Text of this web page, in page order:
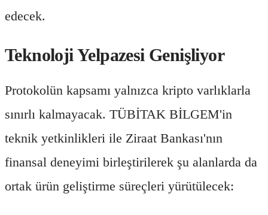
edecek.
Teknoloji Yelpazesi Genişliyor
Protokolün kapsamı yalnızca kripto varlıklarla
sınırlı kalmayacak. TÜBİTAK BİLGEM'in
teknik yetkinlikleri ile Ziraat Bankası'nın
finansal deneyimi birleştirilerek şu alanlarda da
ortak ürün geliştirme süreçleri yürütülecek: